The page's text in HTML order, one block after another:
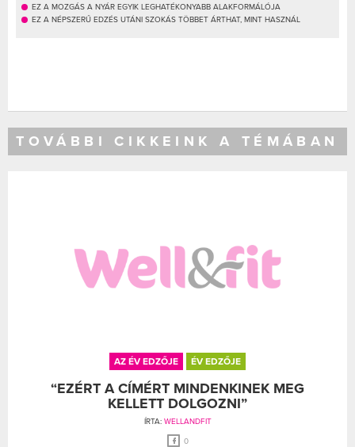
EZ A MOZGÁS A NYÁR EGYIK LEGHATÉKONYABB ALAKFORMÁLÓJA
EZ A NÉPSZERŰ EDZÉS UTÁNI SZOKÁS TÖBBET ÁRTHAT, MINT HASZNÁL
TOVÁBBI CIKKEINK A TÉMÁBAN
AZ ÉV EDZŐJE ÉV EDZŐJE
“EZÉRT A CÍMÉRT MINDENKINEK MEG
KELLETT DOLGOZNI”
ÍRTA: WELLANDFIT
0